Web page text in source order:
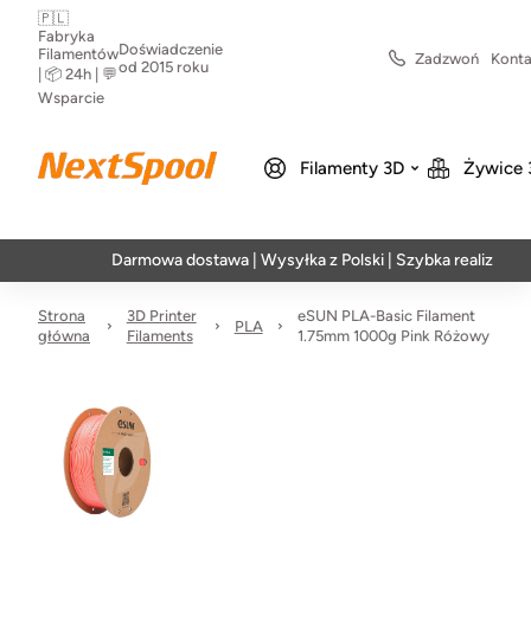
🇵🇱
Fabryka
Filamentów
| 📦 24h | 💬
Wsparcie
Doświadczenie
od 2015 roku
Zadzwoń
Filamenty 3D Żywice
Darmowa dostawa | Wysyłka z Polski | Szybka realizacja w 24h
Strona
główna
3D Printer
Filaments
PLA
eSUN PLA-Basic Filament
1.75mm 1000g Pink Różowy